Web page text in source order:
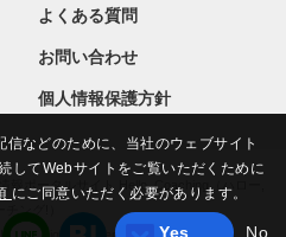
よくある質問
お問い合わせ
個人情報保護方針
報ポータルサイト Hello, Coaching（ハロー,
チング!）
などのために、当社のウェブサイト
してWebサイトをご覧いただくために
にご同意いただく必要があります。
Yes No